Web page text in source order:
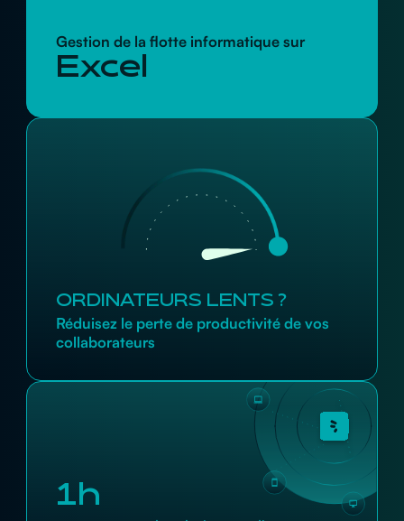
1h
Gestion de la flotte informatique sur
Excel
ORDINATEURS LENTS ?
Réduisez le perte de productivité de vos
collaborateurs